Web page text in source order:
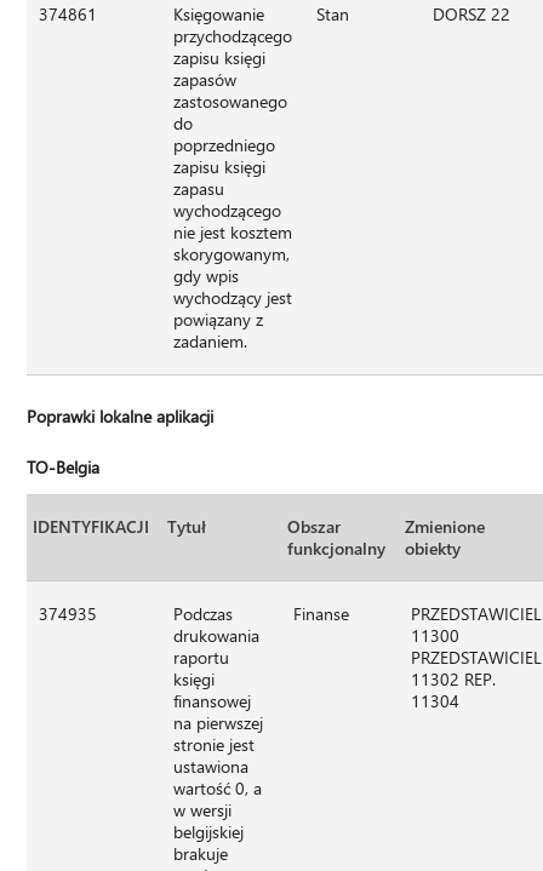
374861
Księgowanie
przychodzącego
zapisu księgi
zapasów
zastosowanego
do
poprzedniego
zapisu księgi
zapasu
wychodzącego
nie jest kosztem
skorygowanym,
gdy wpis
wychodzący jest
powiązany z
zadaniem.
Stan DORSZ 22
Poprawki lokalne aplikacji
TO-Belgia
IDENTYFIKACJI Tytuł
Obszar
funkcjonalny
Zmienione
obiekty
374935
Podczas
drukowania
raportu
księgi
finansowej
na pierwszej
stronie jest
ustawiona
wartość 0, a
w wersji
belgijskiej
brakuje
Finanse
PRZEDSTAWICIEL
11300
PRZEDSTAWICIEL
11302 REP.
11304